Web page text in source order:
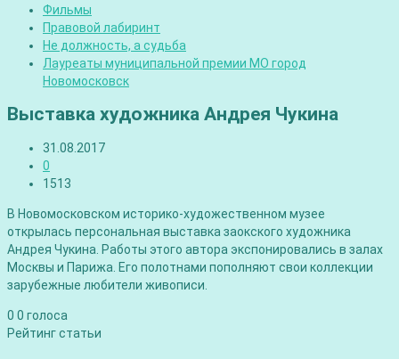
Фильмы
Правовой лабиринт
Не должность, а судьба
Лауреаты муниципальной премии МО город
Новомосковск
Выставка художника Андрея Чукина
31.08.2017
0
1513
В Новомосковском историко-художественном музее
открылась персональная выставка заокского художника
Андрея Чукина. Работы этого автора экспонировались в залах
Москвы и Парижа. Его полотнами пополняют свои коллекции
зарубежные любители живописи.
0 0 голоса
Рейтинг статьи